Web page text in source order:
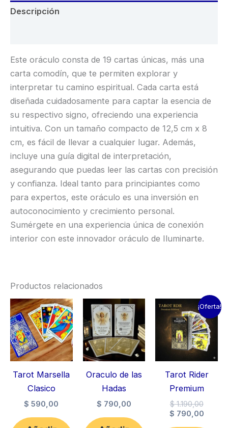
Descripción
Este oráculo consta de 19 cartas únicas, más una
carta comodín, que te permiten explorar y
interpretar tu camino espiritual. Cada carta está
diseñada cuidadosamente para captar la esencia de
su respectivo signo, ofreciendo una experiencia
intuitiva. Con un tamaño compacto de 12,5 cm x 8
cm, es fácil de llevar a cualquier lugar. Además,
incluye una guía digital de interpretación,
asegurando que puedas leer las cartas con precisión
y confianza. Ideal tanto para principiantes como
para expertos, este oráculo es una inversión en
autoconocimiento y crecimiento personal.
Sumérgete en una experiencia única de conexión
interior con este innovador oráculo de Iluminarte.
Productos relacionados
Tarot Marsella
Clasico
$ 590,00
Oraculo de las
Hadas
$ 790,00
¡Oferta!
Tarot Rider
Premium
$1.190,00El
precio
$ 790,00El